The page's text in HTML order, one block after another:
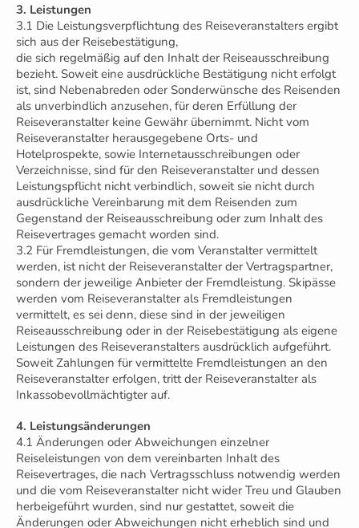
3. Leistungen
3.1 Die Leistungsverpflichtung des Reiseveranstalters ergibt
sich aus der Reisebestätigung,
die sich regelmäßig auf den Inhalt der Reiseausschreibung
bezieht. Soweit eine ausdrückliche Bestätigung nicht erfolgt
ist, sind Nebenabreden oder Sonderwünsche des Reisenden
als unverbindlich anzusehen, für deren Erfüllung der
Reiseveranstalter keine Gewähr übernimmt. Nicht vom
Reiseveranstalter herausgegebene Orts- und
Hotelprospekte, sowie Internetausschreibungen oder
Verzeichnisse, sind für den Reiseveranstalter und dessen
Leistungspflicht nicht verbindlich, soweit sie nicht durch
ausdrückliche Vereinbarung mit dem Reisenden zum
Gegenstand der Reiseausschreibung oder zum Inhalt des
Reisevertrages gemacht worden sind.
3.2 Für Fremdleistungen, die vom Veranstalter vermittelt
werden, ist nicht der Reiseveranstalter der Vertragspartner,
sondern der jeweilige Anbieter der Fremdleistung. Skipässe
werden vom Reiseveranstalter als Fremdleistungen
vermittelt, es sei denn, diese sind in der jeweiligen
Reiseausschreibung oder in der Reisebestätigung als eigene
Leistungen des Reiseveranstalters ausdrücklich aufgeführt.
Soweit Zahlungen für vermittelte Fremdleistungen an den
Reiseveranstalter erfolgen, tritt der Reiseveranstalter als
Inkassobevollmächtigter auf.
4. Leistungsänderungen
4.1 Änderungen oder Abweichungen einzelner
Reiseleistungen von dem vereinbarten Inhalt des
Reisevertrages, die nach Vertragsschluss notwendig werden
und die vom Reiseveranstalter nicht wider Treu und Glauben
herbeigeführt wurden, sind nur gestattet, soweit die
Änderungen oder Abweichungen nicht erheblich sind und